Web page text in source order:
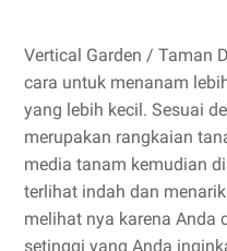
Vertical Garden / Taman
cara untuk menanam
yang lebih kecil. Sesuai
merupakan rangkaian
media tanam kemudian
terlihat indah dan
melihat nya karena Anda
setinggi yang Anda